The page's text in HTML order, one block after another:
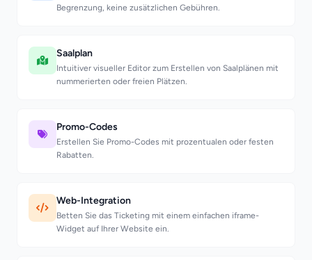
Begrenzung, keine zusätzlichen Gebühren.
Saalplan
Intuitiver visueller Editor zum Erstellen von Saalplänen mit
nummerierten oder freien Plätzen.
Promo-Codes
Erstellen Sie Promo-Codes mit prozentualen oder festen
Rabatten.
Web-Integration
Betten Sie das Ticketing mit einem einfachen iframe-
Widget auf Ihrer Website ein.